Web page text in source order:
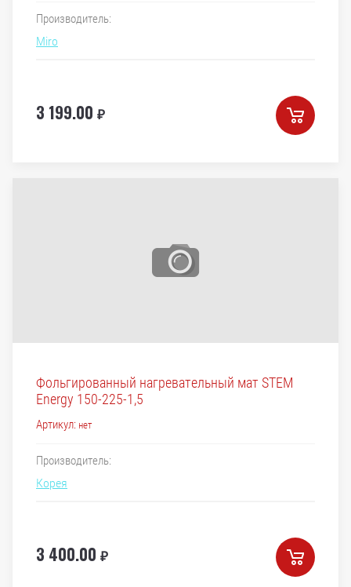
Производитель:
Miro
3 199.00 ₽
Фольгированный нагревательный мат STEM
Energy 150-225-1,5
Артикул: нет
Производитель:
Корея
3 400.00 ₽